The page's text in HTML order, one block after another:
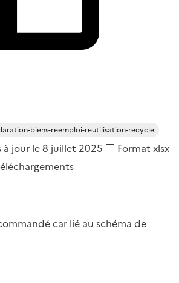
biens-reemploi-reutilisation-recycle
à jour le 8 juillet 2025 Format xlsx
car lié au schéma de